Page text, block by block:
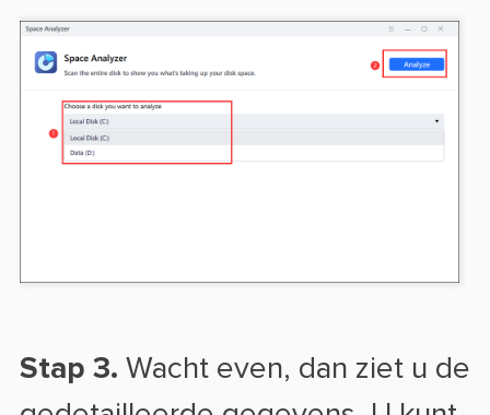
Stap 3. Wacht even, dan ziet u de